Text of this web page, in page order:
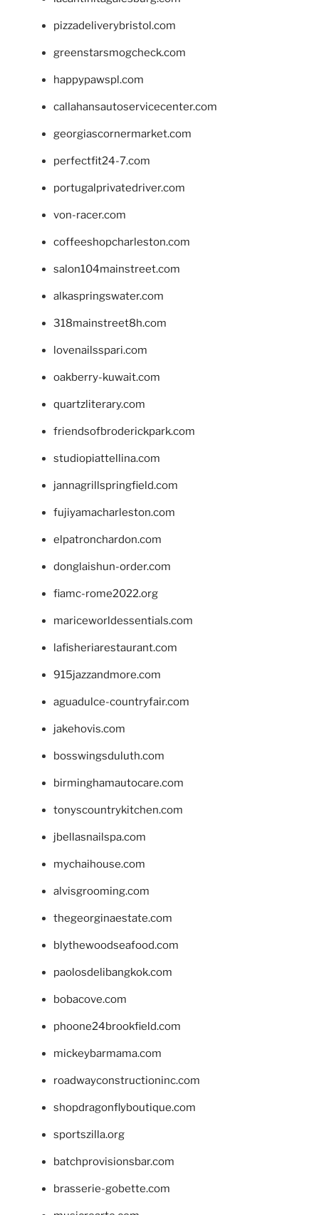
pizzadeliverybristol.com
greenstarsmogcheck.com
happypawspl.com
callahansautoservicecenter.com
georgiascornermarket.com
perfectfit24-7.com
portugalprivatedriver.com
von-racer.com
coffeeshopcharleston.com
salon104mainstreet.com
alkaspringswater.com
318mainstreet8h.com
lovenailsspari.com
oakberry-kuwait.com
quartzliterary.com
friendsofbroderickpark.com
studiopiattellina.com
jannagrillspringfield.com
fujiyamacharleston.com
elpatronchardon.com
donglaishun-order.com
fiamc-rome2022.org
mariceworldessentials.com
lafisheriarestaurant.com
915jazzandmore.com
aguadulce-countryfair.com
jakehovis.com
bosswingsduluth.com
birminghamautocare.com
tonyscountrykitchen.com
jbellasnailspa.com
mychaihouse.com
alvisgrooming.com
thegeorginaestate.com
blythewoodseafood.com
paolosdelibangkok.com
bobacove.com
phoone24brookfield.com
mickeybarmama.com
roadwayconstructioninc.com
shopdragonflyboutique.com
sportszilla.org
batchprovisionsbar.com
brasserie-gobette.com